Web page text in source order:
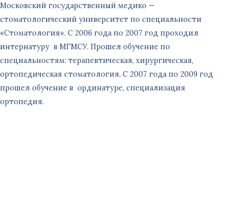
Московский государственный медико —
стоматологический университет по специальности
«Стоматология». С 2006 года по 2007 год проходил
интернатуру в МГМСУ. Прошел обучение по
специальностям: терапевтическая, хирургическая,
ортопедическая стоматология. С 2007 года по 2009 год
прошел обучение в ординатуре, специализация
ортопедия.